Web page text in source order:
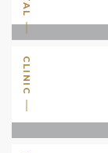
CLINIC